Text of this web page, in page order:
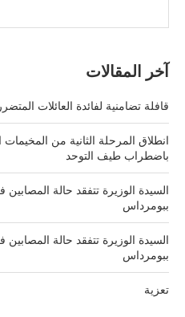
آخر المقالات
قافلة تضامنية لفائدة العائلات
انطلاق المرحلة الثانية من
باضطراب طيف التوحد
السيدة الوزيرة تتفقد حالة
ببومرداس
السيدة الوزيرة تتفقد حالة
ببومرداس
تعزية